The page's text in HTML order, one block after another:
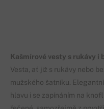
Kašmírové vesty s rukávy i
Vesta, ať již s rukávy nebo
mužského šatníku.
hlavu i se zapínáním na